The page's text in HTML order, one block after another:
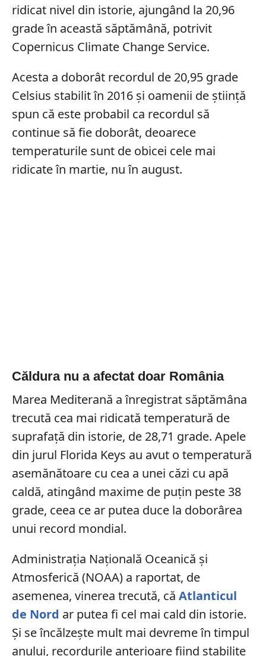
ridicat nivel din istorie, ajungând la 20,96
grade în această săptămână, potrivit
Copernicus Climate Change Service.
Acesta a doborât recordul de 20,95 grade
Celsius stabilit în 2016 și oamenii de știință
spun că este probabil ca recordul să
continue să fie doborât, deoarece
temperaturile sunt de obicei cele mai
ridicate în martie, nu în august.
Căldura nu a afectat doar România
Marea Mediterană a înregistrat săptămâna
trecută cea mai ridicată temperatură de
suprafață din istorie, de 28,71 grade. Apele
din jurul Florida Keys au avut o temperatură
asemănătoare cu cea a unei căzi cu apă
caldă, atingând maxime de puțin peste 38
grade, ceea ce ar putea duce la doborârea
unui record mondial.
Administrația Națională Oceanică și
Atmosferică (NOAA) a raportat, de
asemenea, vinerea trecută, că Atlanticul
de Nord ar putea fi cel mai cald din istorie.
Și se încălzește mult mai devreme în timpul
anului, recordurile anterioare fiind stabilite